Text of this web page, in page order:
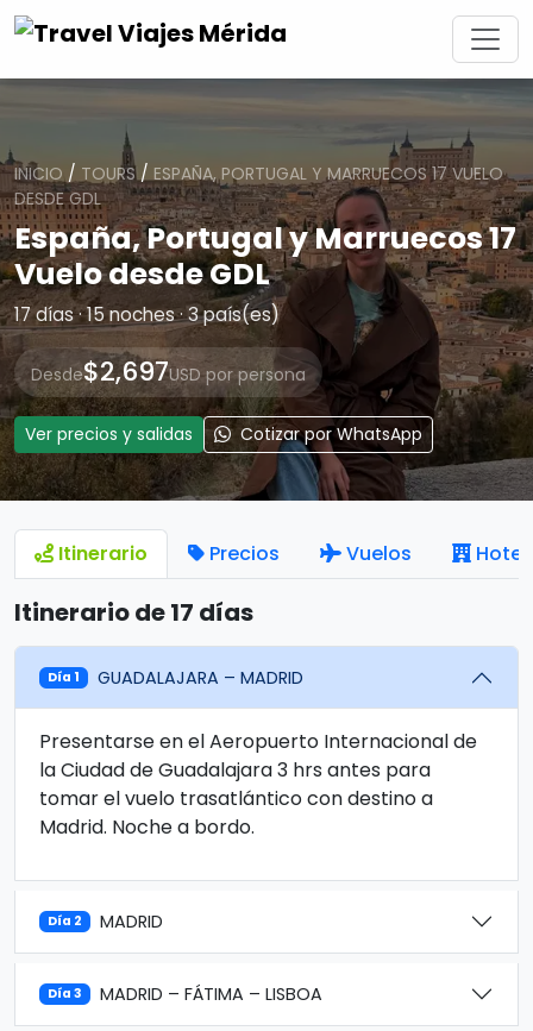
INICIO / TOURS/ESPAÑA, PORTUGAL Y MARRUECOS 17 VUELO
DESDE GDL
España, Portugal y Marruecos 17
Vuelo desde GDL
17 días · 15 noches · 3 país(es)
Desde$2,697USD por persona
Ver precios y salidas Cotizar por WhatsApp
Itinerario Precios Vuelos
Itinerario de 17 días
Día 1 GUADALAJARA – MADRID
Presentarse en el Aeropuerto Internacional de
la Ciudad de Guadalajara 3 hrs antes para
tomar el vuelo trasatlántico con destino a
Madrid. Noche a bordo.
Día 2 MADRID
Día 3 MADRID – FÁTIMA – LISBOA